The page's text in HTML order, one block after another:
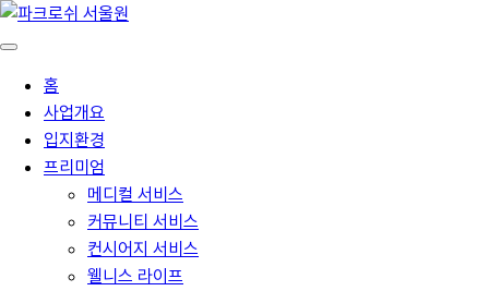
홈
사업개요
입지환경
프리미엄
메디컬 서비스
커뮤니티 서비스
컨시어지 서비스
웰니스 라이프